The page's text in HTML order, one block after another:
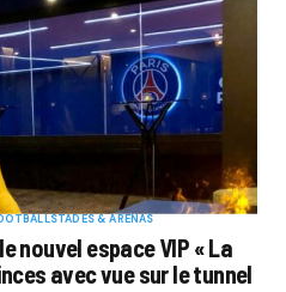
STADES & ARENAS
nouvel espace VIP « La
avec vue sur le tunnel